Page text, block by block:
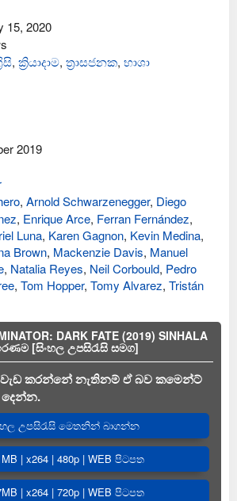
15, 2020
, ක්‍රියාදාම, ත්‍රාසජනක, භාශා
2019
, Arnold Schwarzenegger, Diego
, Enrique Arce, Ferran Fernández,
Luna, Karen Gagnon, Kevin Medina,
Brown, Mackenzie Davis, Manuel
, Natalia Reyes, Neil Corbould, Pedro
, Tom Hopper, Tomy Alvarez, Tristán
DARK FATE (2019) SINHALA
[සිංහල උපසිරැසි සමග]
කරන්නේ නැතිනම් ඒ බව කමෙන්ට්
උපසිරැසි මෙතනින් බාගන්න
| x264 | 480p | WEB පිටපත
| x264 | 720p | WEB පිටපත